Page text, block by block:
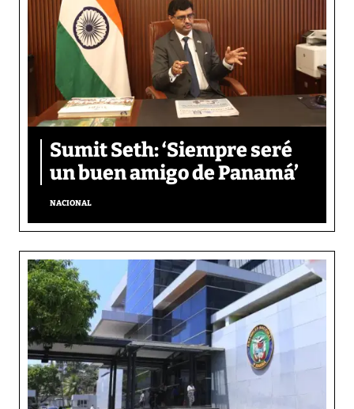
Sumit Seth: ‘Siempre seré
un buen amigo de Panamá’
NACIONAL